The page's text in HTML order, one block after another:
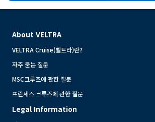
About VELTRA
VELTRA Cruise(벨트라)란?
자주 묻는 질문
MSC크루즈에 관한 질문
프린세스 크루즈에 관한 질문
Legal Information